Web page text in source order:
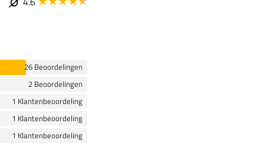
26 Beoordelingen
2 Beoordelingen
1 Klantenbeoordeling
1 Klantenbeoordeling
1 Klantenbeoordeling